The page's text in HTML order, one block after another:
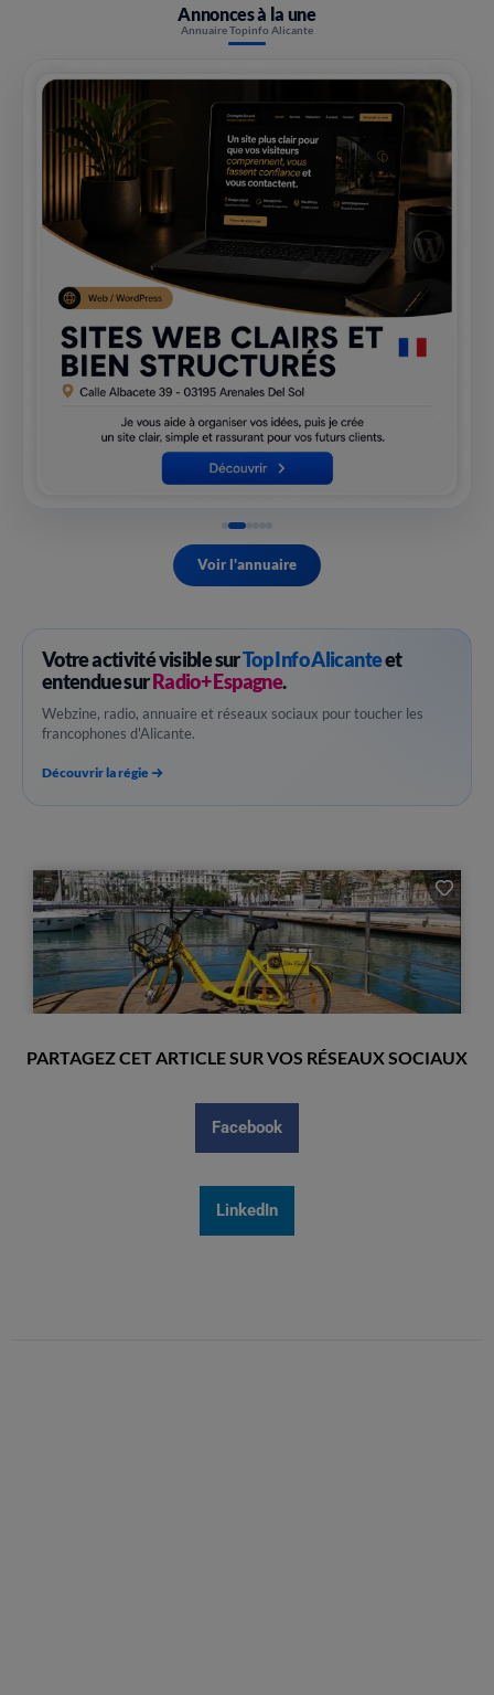
Annonces à la une
Annuaire Topinfo Alicante
Voir l'annuaire
Votre activité visible surTop Info Alicanteet
entendue surRadio+ Espagne.
Webzine, radio, annuaire et réseaux sociaux pour toucher les
francophones d'Alicante.
Découvrir la régie
PARTAGEZ CET ARTICLE SUR VOS RÉSEAUX SOCIAUX
Facebook
LinkedIn